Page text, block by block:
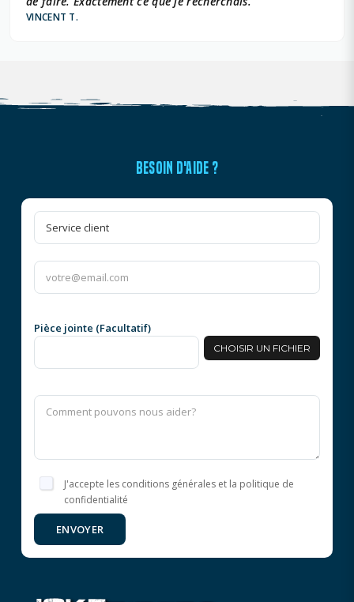
VINCENT T.
BESOIN D'AIDE ?
Pièce jointe (Facultatif)
CHOISIR UN FICHIER
J'accepte les conditions générales et la politique de
confidentialité
ENVOYER